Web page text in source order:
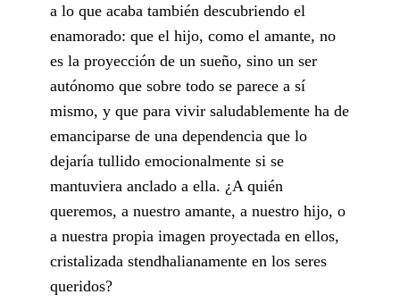
a lo que acaba también descubriendo el
enamorado: que el hijo, como el amante, no
es la proyección de un sueño, sino un ser
autónomo que sobre todo se parece a sí
mismo, y que para vivir saludablemente ha de
emanciparse de una dependencia que lo
dejaría tullido emocionalmente si se
mantuviera anclado a ella. ¿A quién
queremos, a nuestro amante, a nuestro hijo, o
a nuestra propia imagen proyectada en ellos,
cristalizada stendhalianamente en los seres
queridos?